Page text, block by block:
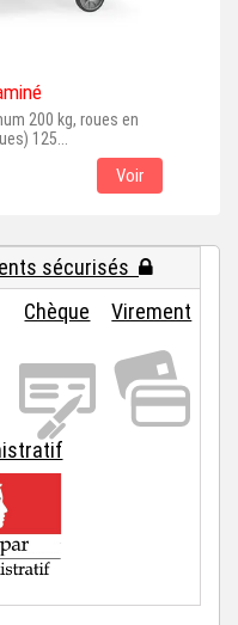
200 kg, roues en
125...
Voir
sécurisés
Chèque Virement